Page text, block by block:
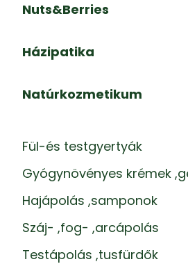
Nuts&Berries
Házipatika
Natúrkozmetikum
Fül-és testgyertyák
Gyógynövényes krémek
Hajápolás ,samponok
Száj- ,fog- ,arcápolás
Testápolás ,tusfürdők